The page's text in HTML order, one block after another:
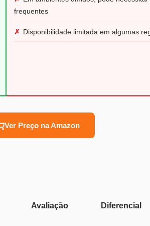
frequentes
✗ Disponibilidade limitada em algumas
Ver Preço na Amazon
Avaliação Diferencial